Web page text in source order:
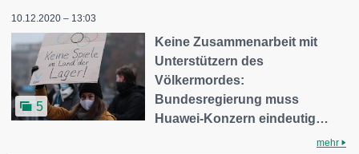
10.12.2020 – 13:03
5
Keine Zusammenarbeit mit
Unterstützern des
Völkermordes:
Bundesregierung muss
Huawei-Konzern eindeutig…
mehr